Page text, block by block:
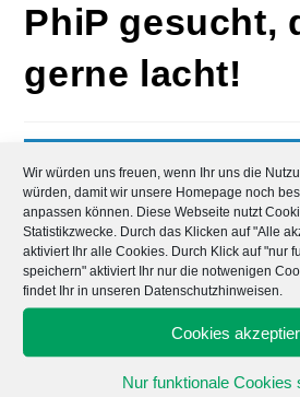
Wir würden uns freuen, wenn Ihr uns die
würden, damit wir unsere Homepage noch
anpassen können. Diese Webseite nutzt
Statistikzwecke. Durch das Klicken auf "Alle
aktiviert Ihr alle Cookies. Durch Klick auf "nur
speichern" aktiviert Ihr nur die notwenigen
findet Ihr in unseren Datenschutzhinweisen.
Cookies
Nur funktionale Cookies
PhiP gesucht,
gerne lacht!
Dieses Jobangebot ist